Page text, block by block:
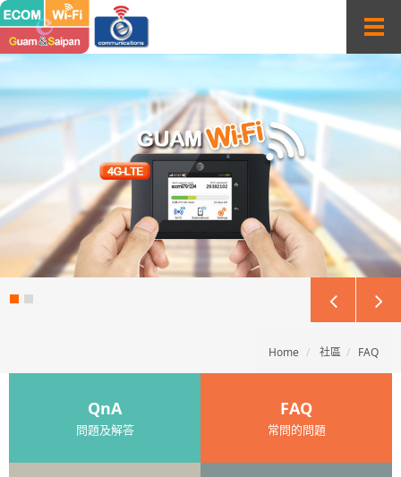
T
a
t
i
o
n
Home 社區 FAQ
QnA
問題及解答
FAQ
常問的問題